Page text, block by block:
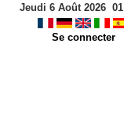
Jeudi 6 Août 2026 01
Se connecter